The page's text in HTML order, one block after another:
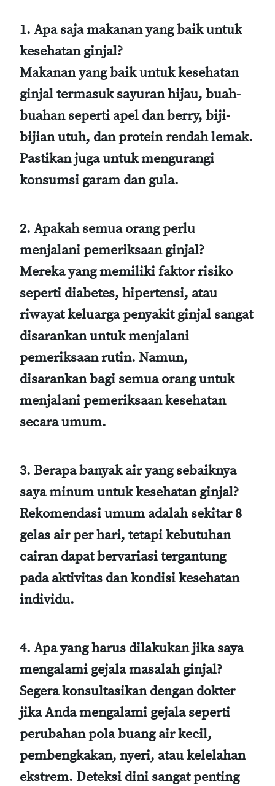
1. Apa saja makanan yang baik untuk
kesehatan ginjal?
Makanan yang baik untuk kesehatan
ginjal termasuk sayuran hijau, buah-
buahan seperti apel dan berry, biji-
bijian utuh, dan protein rendah lemak.
Pastikan juga untuk mengurangi
konsumsi garam dan gula.
2. Apakah semua orang perlu
menjalani pemeriksaan ginjal?
Mereka yang memiliki faktor risiko
seperti diabetes, hipertensi, atau
riwayat keluarga penyakit ginjal sangat
disarankan untuk menjalani
pemeriksaan rutin. Namun,
disarankan bagi semua orang untuk
menjalani pemeriksaan kesehatan
secara umum.
3. Berapa banyak air yang sebaiknya
saya minum untuk kesehatan ginjal?
Rekomendasi umum adalah sekitar 8
gelas air per hari, tetapi kebutuhan
cairan dapat bervariasi tergantung
pada aktivitas dan kondisi kesehatan
individu.
4. Apa yang harus dilakukan jika saya
mengalami gejala masalah ginjal?
Segera konsultasikan dengan dokter
jika Anda mengalami gejala seperti
perubahan pola buang air kecil,
pembengkakan, nyeri, atau kelelahan
ekstrem. Deteksi dini sangat penting